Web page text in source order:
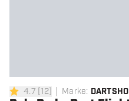
4.7 Bewertungssterne
4.7 [12] Marke: